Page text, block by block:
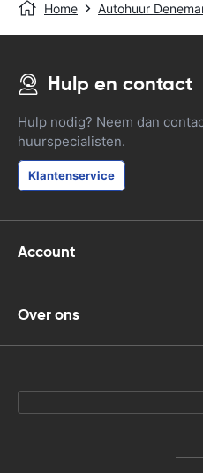
Home Autohuur
Hulp en contact
Hulp nodig? Neem dan
huurspecialisten.
Klantenservice
Account
Over ons